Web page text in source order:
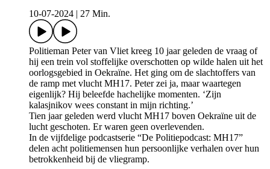
10-07-2024
27 Min.
Politieman Peter van Vliet kreeg 10 jaar geleden de vraag of
hij een trein vol stoffelijke overschotten op wilde halen uit het
oorlogsgebied in Oekraïne. Het ging om de slachtoffers van
de ramp met vlucht MH17. Peter zei ja, maar waartegen
eigenlijk? Hij beleefde hachelijke momenten. ‘Zijn
kalasjnikov wees constant in mijn richting.’
Tien jaar geleden werd vlucht MH17 boven Oekraïne uit de
lucht geschoten. Er waren geen overlevenden.
In de vijfdelige podcastserie “De Politiepodcast: MH17”
delen acht politiemensen hun persoonlijke verhalen over hun
betrokkenheid bij de vliegramp.